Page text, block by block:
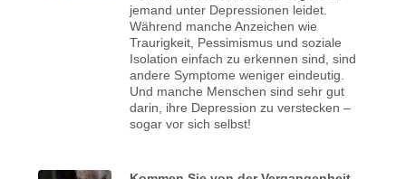
jemand unter Depressionen leidet.
Während manche Anzeichen wie
Traurigkeit, Pessimismus und soziale
Isolation einfach zu erkennen sind, sind
andere Symptome weniger eindeutig.
Und manche Menschen sind sehr gut
darin, ihre Depression zu verstecken –
sogar vor sich selbst!